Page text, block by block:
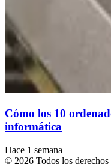
Cómo los 10
informática
Hace 1 semana
© 2026 Todos los derechos